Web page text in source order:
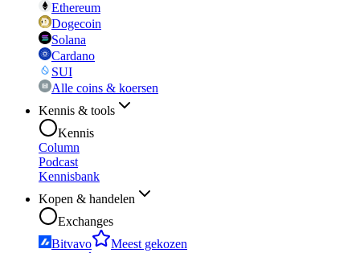
Ethereum
Dogecoin
Solana
Cardano
SUI
Alle coins & koersen
Kennis & tools
Kennis
Column
Podcast
Kennisbank
Kopen & handelen
Exchanges
Bitvavo
Meest gekozen